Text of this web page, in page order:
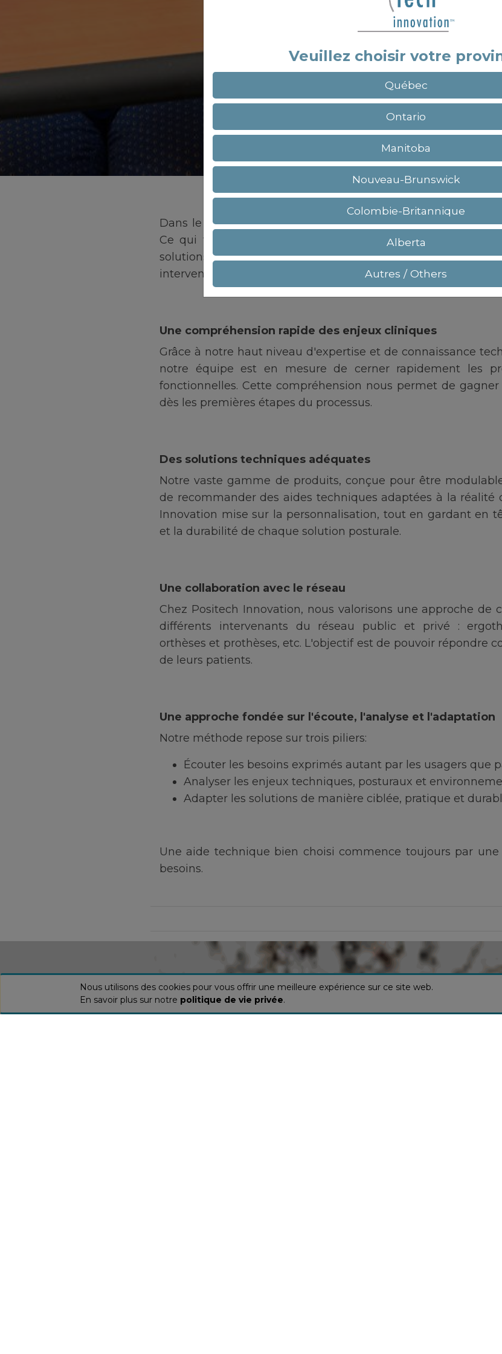
Dans le domaine des aides techniques à la posture, la
Ce qui fait la différence, c'est la capacité à comprendre,
solutions concrètes aux besoins des usagers, tout en
intervenants du réseau.
Une compréhension rapide des enjeux cliniques
Grâce à notre haut niveau d'expertise et de connaissance
notre équipe est en mesure de cerner rapidement les
fonctionnelles. Cette compréhension nous permet de
dès les premières étapes du processus.
Des solutions techniques adéquates
Notre vaste gamme de produits, conçue pour être
de recommander des aides techniques adaptées à la réalité
Innovation mise sur la personnalisation, tout en gardant en
et la durabilité de chaque solution posturale.
Une collaboration avec le réseau
Chez Positech Innovation, nous valorisons une approche de
différents intervenants du réseau public et privé :
orthèses et prothèses, etc. L'objectif est de pouvoir répondre
de leurs patients.
Une approche fondée sur l'écoute, l'analyse et l'adaptation
Notre méthode repose sur trois piliers:
Écouter les besoins exprimés autant par les usagers que
Analyser les enjeux techniques, posturaux et
Adapter les solutions de manière ciblée, pratique et
Une aide technique bien choisi commence toujours par
besoins.
Nous utilisons des cookies pour vous offrir une meilleure expérience sur ce site web.
En savoir plus sur notre politique de vie privée.
Veuillez choisir votre
Québec
Ontario
Manitoba
Nouveau-Brunswick
Colombie-Britannique
Alberta
Autres / Others